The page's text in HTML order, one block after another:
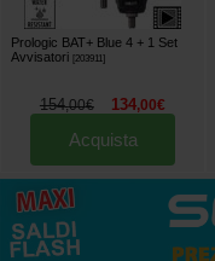
Prologic BAT+ Blue 4 + 1 Set
Avvisatori
203911]
154,00€ 134,00€
Acquista